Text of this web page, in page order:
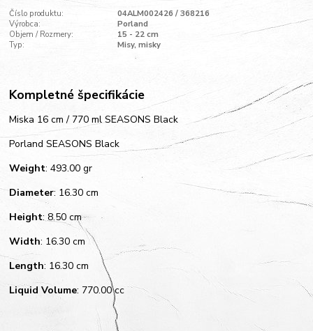
Číslo produktu:
04ALM002426 / 368216
Výrobca:
Porland
Objem / Rozmery:
15 - 22 cm
Typ:
Misy, misky
Kompletné špecifikácie
Miska 16 cm / 770 ml SEASONS Black
Porland SEASONS Black
Weight: 493.00 gr
Diameter: 16.30 cm
Height: 8.50 cm
Width: 16.30 cm
Length: 16.30 cm
Liquid Volume: 770.00 cc